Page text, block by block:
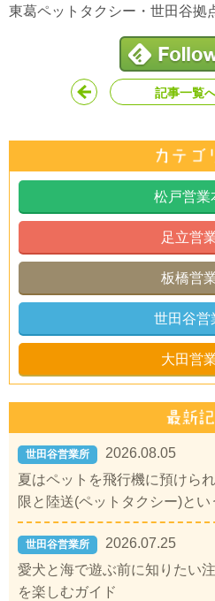
東葛ペットタクシー・世田谷拠
記事一覧
松戸営業
足立営
板橋営
世田谷営
大田営
世田谷営業所
2026.08.05
夏はペットを飛行機に預けら
限と陸送(ペットタクシー)とい
世田谷営業所
2026.07.25
愛犬と海で遊ぶ前に知りたい
を楽しむガイド